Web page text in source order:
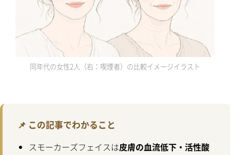
同年代の女性2人（右：喫煙者）の比較イメージイラスト
📌 この記事でわかること
スモーカーズフェイスは皮膚の血流低下・活性酸